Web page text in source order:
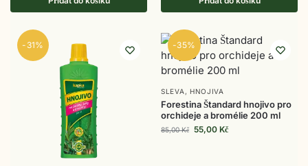
-31% -35%
SLEVA, HNOJIVA
Forestina Štandard hnojivo pro
orchideje a bromélie 200 ml
85,00Kč 55,00 Kč